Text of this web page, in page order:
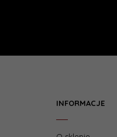
INFORMACJE